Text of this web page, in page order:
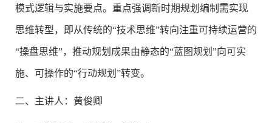
模式逻辑与实施要点。重点强调新时期规划编制需实现
思维转型，即从传统的“技术思维”转向注重可持续运营的
“操盘思维”，推动规划成果由静态的“蓝图规划”向可实
施、可操作的“行动规划”转变。
二、 主讲人：黄俊卿